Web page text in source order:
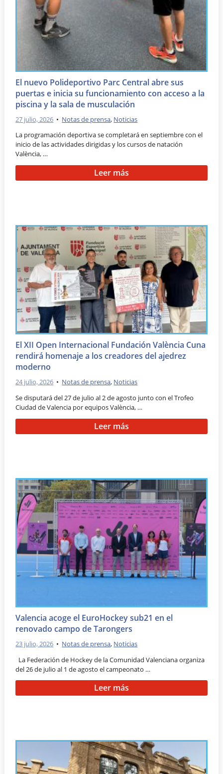
El nuevo Polideportivo Parc Central abre sus
puertas e inicia su funcionamiento con acceso a la
piscina y la sala de musculación
27 julio, 2026 • Notas de prensa, Noticias
La programación deportiva se completará en septiembre con el
inicio de las actividades dirigidas y los cursos de natación
València, …
Leer más
El XII Open Internacional Fundación València Cuna
rendirá homenaje a los creadores del ajedrez
moderno
24 julio, 2026 • Notas de prensa, Noticias
Se disputará del 27 de julio al 2 de agosto junto con el Trofeo
Ciudad de Valencia por equipos València, …
Leer más
Valencia acoge el EuroHockey sub21 en el
renovado campo de Tarongers
23 julio, 2026 • Notas de prensa, Noticias
La Federación de Hockey de la Comunidad Valenciana organiza
del 26 de julio al 1 de agosto el campeonato …
Leer más